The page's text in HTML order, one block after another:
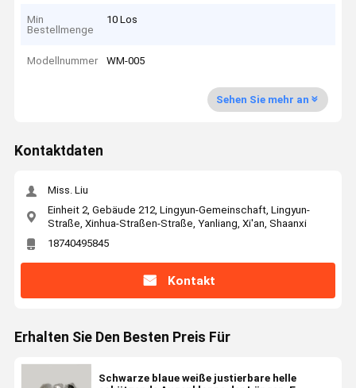
Min
Bestellmenge
10 Los
Modellnummer WM-005
Sehen Sie mehr an
Kontaktdaten
Miss. Liu
Einheit 2, Gebäude 212, Lingyun-Gemeinschaft, Lingyun-
Straße, Xinhua-Straßen-Straße, Yanliang, Xi'an, Shaanxi
18740495845
Kontakt
Erhalten Sie Den Besten Preis Für
Schwarze blaue weiße justierbare helle